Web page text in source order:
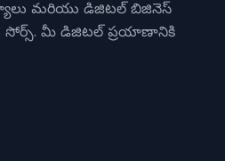
మరియు డిజిటల్ బిజినెస్
సోర్స్. మీ డిజిటల్ ప్రయాణానికి